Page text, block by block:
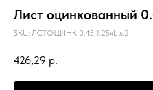
Лист оцинкованный
SKU: ЛСТОЦИНК 0.45 1.25хL м2
426,29 р.